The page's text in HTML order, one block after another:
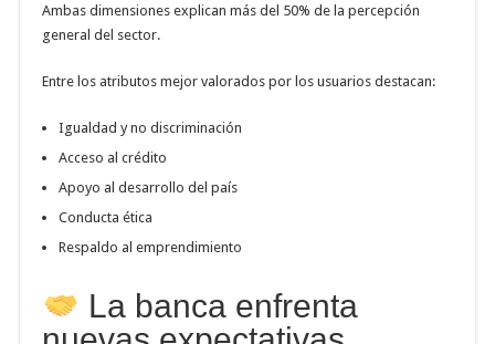
Ambas dimensiones explican más del 50% de la percepción
general del sector.
Entre los atributos mejor valorados por los usuarios destacan:
Igualdad y no discriminación
Acceso al crédito
Apoyo al desarrollo del país
Conducta ética
Respaldo al emprendimiento
La banca enfrenta